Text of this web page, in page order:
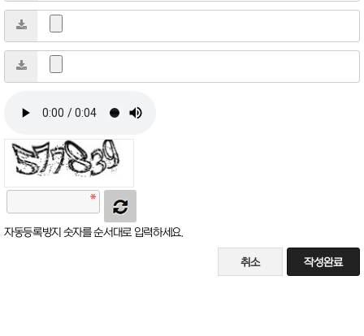
자동등록방지 숫자를 순서대로 입력하세요.
취소